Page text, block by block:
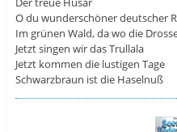
O du wunderschöner deutscher
Im grünen Wald, da wo die
Jetzt singen wir das Trullala
Jetzt kommen die lustigen Tage
Schwarzbraun ist die Haselnuß